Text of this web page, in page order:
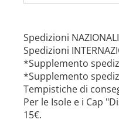
Spedizioni
Spedizioni
*Supplemento
*Supplemento
Tempistiche di
Per le Isole e i Cap
15€.